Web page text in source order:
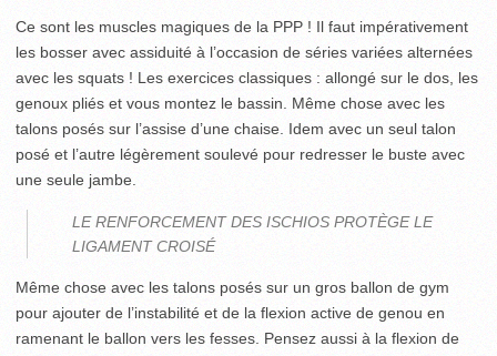
Ce sont les muscles magiques de la PPP ! Il faut impérativement
les bosser avec assiduité à l’occasion de séries variées alternées
avec les squats ! Les exercices classiques : allongé sur le dos, les
genoux pliés et vous montez le bassin. Même chose avec les
talons posés sur l’assise d’une chaise. Idem avec un seul talon
posé et l’autre légèrement soulevé pour redresser le buste avec
une seule jambe.
LE RENFORCEMENT DES ISCHIOS PROTÈGE LE
LIGAMENT CROISÉ
Même chose avec les talons posés sur un gros ballon de gym
pour ajouter de l’instabilité et de la flexion active de genou en
ramenant le ballon vers les fesses. Pensez aussi à la flexion de